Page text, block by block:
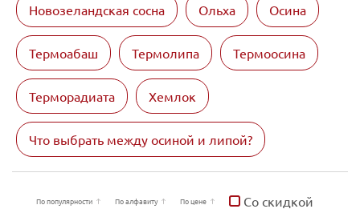
Новозеландская сосна Ольха Осина
Термоабаш Термолипа Термоосина
Терморадиата Хемлок
Что выбрать между осиной и липой?
По популярности По алфавиту По цене Со скидкой